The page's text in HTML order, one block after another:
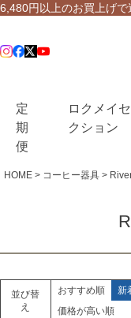
6,480円以上のお買上げ
定
期
便
ロクメイ
クション
HOME コーヒー器具
並び替
え
おすすめ順 新
価格が高い順